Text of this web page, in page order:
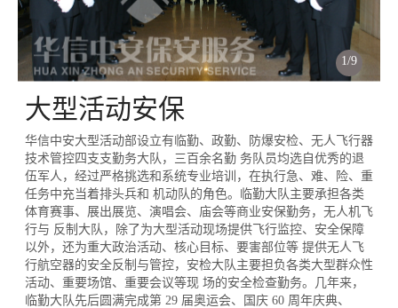
1/9
大型活动安保
华信中安大型活动部设立有临勤、政勤、防爆安检、无人飞行器
技术管控四支支勤务大队，三百余名勤 务队员均选自优秀的退
伍军人，经过严格挑选和系统专业培训，在执行急、难、险、重
任务中充当着排头兵和 机动队的角色。临勤大队主要承担各类
体育赛事、展出展览、演唱会、庙会等商业安保勤务，无人机飞
行与 反制大队，除了为大型活动现场提供飞行监控、安全保障
以外，还为重大政治活动、核心目标、要害部位等 提供无人飞
行航空器的安全反制与管控，安检大队主要担负各类大型群众性
活动、重要场馆、重要会议等现 场的安全检查勤务。几年来，
临勤大队先后圆满完成第 29 届奥运会、国庆 60 周年庆典、